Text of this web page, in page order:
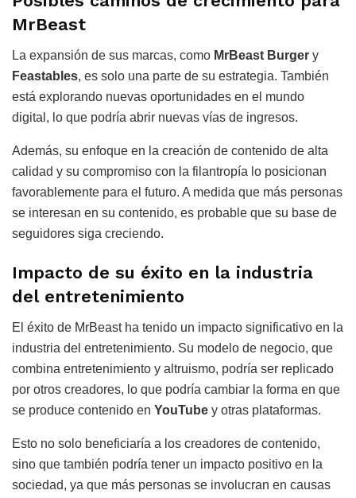
MrBeast
La expansión de sus marcas, como MrBeast Burger y
Feastables, es solo una parte de su estrategia. También
está explorando nuevas oportunidades en el mundo
digital, lo que podría abrir nuevas vías de ingresos.
Además, su enfoque en la creación de contenido de alta
calidad y su compromiso con la filantropía lo posicionan
favorablemente para el futuro. A medida que más personas
se interesan en su contenido, es probable que su base de
seguidores siga creciendo.
Impacto de su éxito en la industria
del entretenimiento
El éxito de MrBeast ha tenido un impacto significativo en la
industria del entretenimiento. Su modelo de negocio, que
combina entretenimiento y altruismo, podría ser replicado
por otros creadores, lo que podría cambiar la forma en que
se produce contenido en YouTube y otras plataformas.
Esto no solo beneficiaría a los creadores de contenido,
sino que también podría tener un impacto positivo en la
sociedad, ya que más personas se involucran en causas